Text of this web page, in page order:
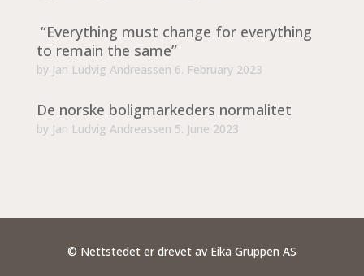
“Everything must change for everything
to remain the same”
by Jan Ludvig Andreassen 6. February 2023
De norske boligmarkeders normalitet
by Jan Ludvig Andreassen 5. June 2023
© Nettstedet er drevet av Eika Gruppen AS